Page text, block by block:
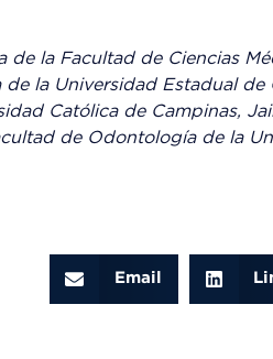
la Facultad de Ciencias
la Universidad Estadual de
Católica de Campinas,
de Odontología de la
Email